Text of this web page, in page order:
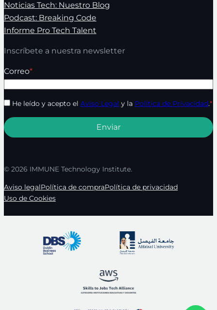
Noticias Tech: Nuestro Blog
Podcast: Breaking Code
Informe Pro Tech Talent
Inscríbete a nuestra newsletter
Correo*
He leído y acepto el Aviso Legal y la Política de Privacidad.*
© 2026 IMMUNE Technology Institute.
Aviso legalPolítica de compraPolítica de privacidad
Uso de Cookies